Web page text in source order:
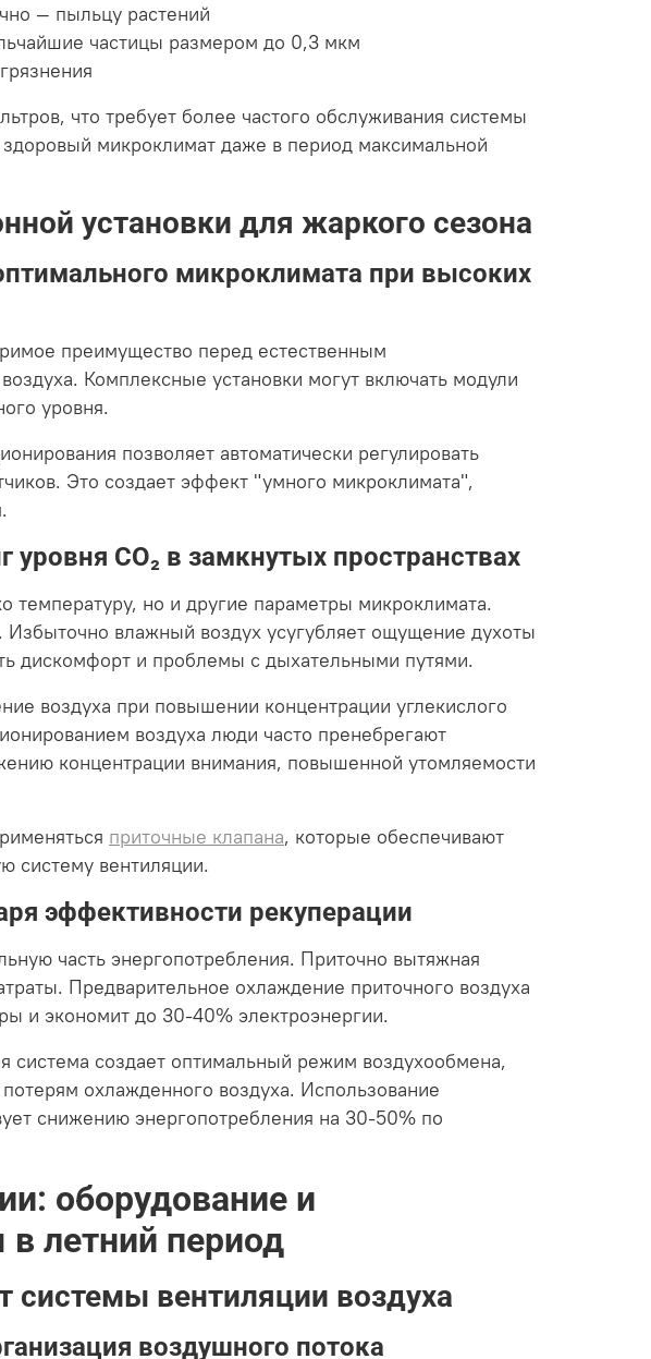
— пыльцу растений
частицы размером до 0,3 мкм
что требует более частого обслуживания системы
микроклимат даже в период максимальной
установки для жаркого сезона
микроклимата при высоких
преимущество перед естественным
Комплексные установки могут включать модули
уровня.
позволяет автоматически регулировать
Это создает эффект "умного микроклимата",
CO₂ в замкнутых пространствах
температуру, но и другие параметры микроклимата.
влажный воздух усугубляет ощущение духоты
дискомфорт и проблемы с дыхательными путями.
воздуха при повышении концентрации углекислого
воздуха люди часто пренебрегают
концентрации внимания, повышенной утомляемости
приточные клапана, которые обеспечивают
систему вентиляции.
эффективности рекуперации
часть энергопотребления. Приточно вытяжная
Предварительное охлаждение приточного воздуха
и экономит до 30-40% электроэнергии.
система создает оптимальный режим воздухообмена,
охлажденного воздуха. Использование
снижению энергопотребления на 30-50% по
оборудование и
летний период
вентиляции воздуха
воздушного потока